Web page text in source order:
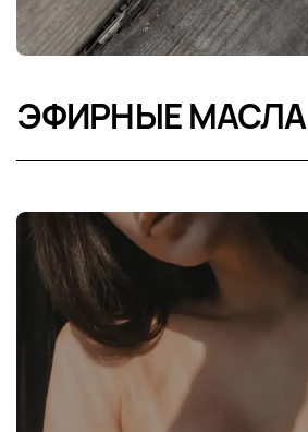
ЭФИРНЫЕ МАСЛА